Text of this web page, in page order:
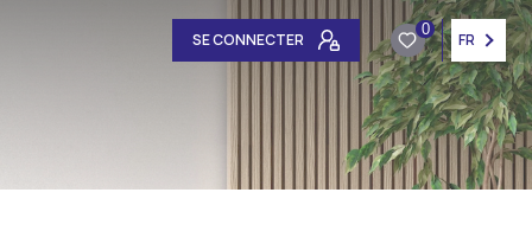
SE CONNECTER
0
FR